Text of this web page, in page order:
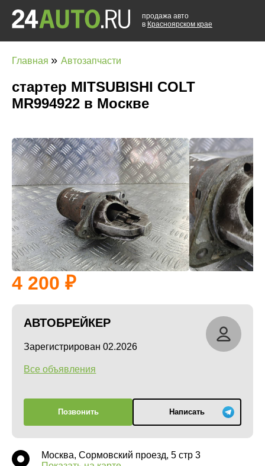
продажа авто
в Красноярском крае
Главная » Автозапчасти
стартер MITSUBISHI COLT
MR994922 в Москве
4 200
АВТОБРЕЙКЕР
Зарегистрирован 02.2026
Все объявления
Позвонить Написать
Москва, Сормовский проезд, 5 стр 3